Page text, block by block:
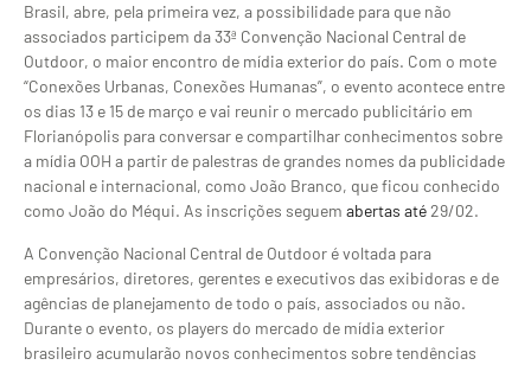
Brasil, abre, pela primeira vez, a possibilidade para que não
associados participem da 33ª Convenção Nacional Central de
Outdoor, o maior encontro de mídia exterior do país. Com o mote
“Conexões Urbanas, Conexões Humanas”, o evento acontece entre
os dias 13 e 15 de março e vai reunir o mercado publicitário em
Florianópolis para conversar e compartilhar conhecimentos sobre
a mídia OOH a partir de palestras de grandes nomes da publicidade
nacional e internacional, como João Branco, que ficou conhecido
como João do Méqui. As inscrições seguem abertas até29/02.
A Convenção Nacional Central de Outdoor é voltada para
empresários, diretores, gerentes e executivos das exibidoras e de
agências de planejamento de todo o país, associados ou não.
Durante o evento, os players do mercado de mídia exterior
brasileiro acumularão novos conhecimentos sobre tendências